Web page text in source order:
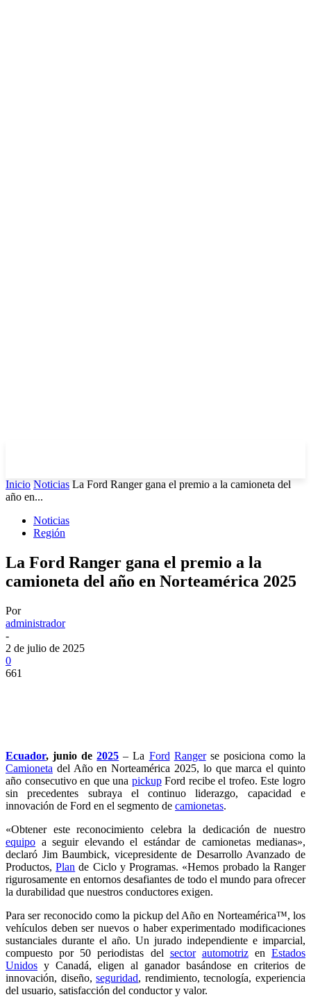
Inicio Noticias La Ford Ranger gana el premio a la camioneta del
año en...
Noticias
Región
La Ford Ranger gana el premio a la
camioneta del año en Norteamérica 2025
Por
administrador
-
2 de julio de 2025
0
661
Ecuador, junio de2025 – La Ford Rangerse posiciona como la
Camioneta del Año en Norteamérica 2025, lo que marca el quinto
año consecutivo en que una pickupFord recibe el trofeo. Este logro
sin precedentes subraya el continuo liderazgo, capacidad e
innovación de Ford en el segmento de camionetas.
«Obtener este reconocimiento celebra la dedicación de nuestro
equipo a seguir elevando el estándar de camionetas medianas»,
declaró Jim Baumbick, vicepresidente de Desarrollo Avanzado de
Productos,Plan de Ciclo y Programas. «Hemos probado la Ranger
rigurosamente en entornos desafiantes de todo el mundo para ofrecer
la durabilidad que nuestros conductores exigen.
Para ser reconocido como la pickup del Año en Norteamérica™, los
vehículos deben ser nuevos o haber experimentado modificaciones
sustanciales durante el año. Un jurado independiente e imparcial,
compuesto por 50 periodistas del sector automotrizen Estados
Unidos y Canadá, eligen al ganador basándose en criterios de
innovación, diseño,seguridad, rendimiento, tecnología, experiencia
del usuario, satisfacción del conductor y valor.